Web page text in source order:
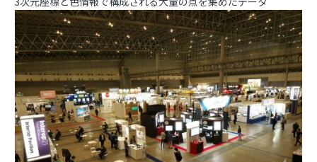
内閣府とGeolonia、「地理空間データ連携基盤
に関する勉強会」を開催
ジオ業界の動向をまとめてチェック！ジオ専業ラ
イター片岡氏が選ぶ「ジオ界 10大ニュース
2024」を発表